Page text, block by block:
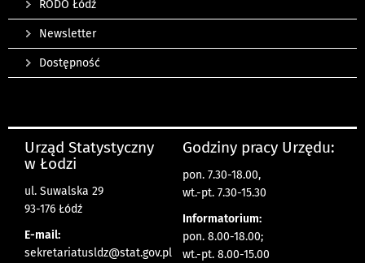
RODO Łódź
Newsletter
Dostępność
Urząd Statystyczny
w Łodzi
ul. Suwalska 29
93-176 Łódź
E-mail:
sekretariatusldz@stat.gov.pl
Godziny pracy Urzędu:
pon. 7.30-18.00,
wt.-pt. 7.30-15.30
Informatorium:
pon. 8.00-18.00;
wt.-pt. 8.00-15.00